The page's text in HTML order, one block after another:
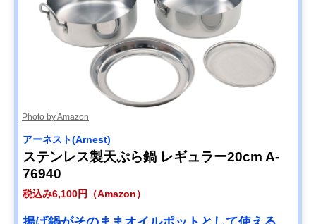
Photo by Amazon
アーネスト(Arnest)
ステンレス製天ぷら鍋 レギュラー20cm A-
76940
税込み6,100円（Amazon）